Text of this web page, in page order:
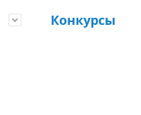
Конкурсы